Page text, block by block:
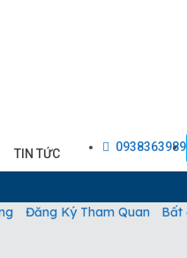
TIN TỨC 0938363989
Đăng Ký Tham Quan Bất